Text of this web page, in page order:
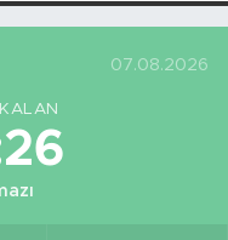
Azaldı
07.08.2026